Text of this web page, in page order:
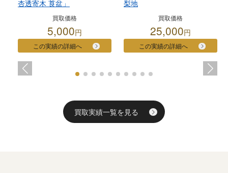
杏透寄木 莨盆」
買取価格
5,000円
この実績の詳細へ
梨地
買取価格
25,000円
この実績の詳細へ
買取実績一覧を見る